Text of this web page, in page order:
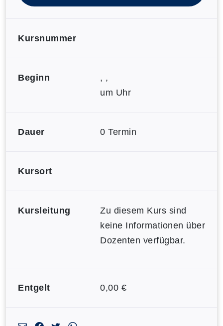
Kursnummer
Beginn
, ,
um Uhr
Dauer 0 Termin
Kursort
Kursleitung
Zu diesem Kurs sind
keine Informationen über
Dozenten verfügbar.
Entgelt 0,00 €